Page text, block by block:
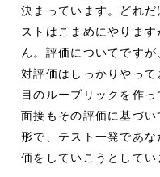
決まっています。どれ
ストはこまめにやりま
ん。評価についてです
対評価はしっかりやっ
目のルーブリックを作
面接もその評価に基づ
形で、テスト一発であ
価をしていこうとしてい